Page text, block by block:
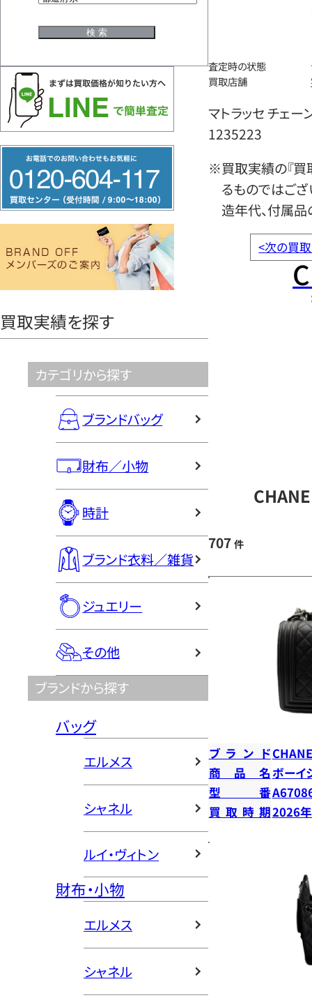
リ
ー
ヤ
買取実績を探す
カテゴリから探す
ブランドバッグ
財布／小物
時計
ブランド衣料／雑貨
ジュエリー
その他
ブランドから探す
バッグ
エルメス
シャネル
ルイ・ヴィトン
財布・小物
エルメス
シャネル
査定時の状態
買取店舗
マトラッセ チェー
1235223
※買取実績の『買
るものではござ
造年代、付属品
<次の買
707 件
ブランド
商品名ボーイ
型番
買取時期2026